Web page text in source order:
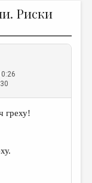
Риски
греху!